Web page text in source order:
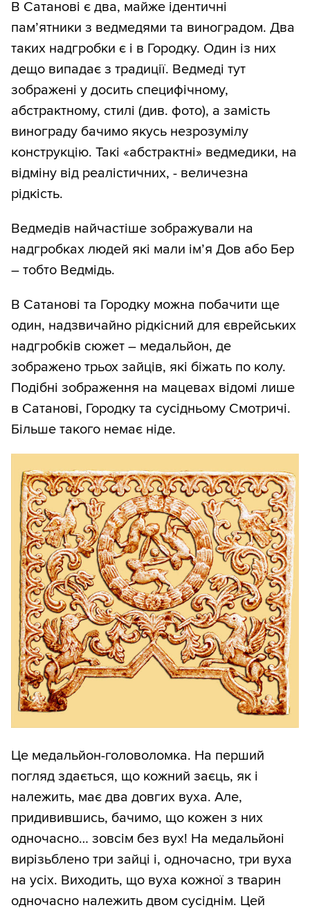
В Сатанові є два, майже ідентичні
пам’ятники з ведмедями та виноградом. Два
таких надгробки є і в Городку. Один із них
дещо випадає з традиції. Ведмеді тут
зображені у досить специфічному,
абстрактному, стилі (див. фото), а замість
винограду бачимо якусь незрозумілу
конструкцію. Такі «абстрактні» ведмедики, на
відміну від реалістичних, - величезна
рідкість.
Ведмедів найчастіше зображували на
надгробках людей які мали ім’я Дов або Бер
– тобто Ведмідь.
В Сатанові та Городку можна побачити ще
один, надзвичайно рідкісний для єврейських
надгробків сюжет – медальйон, де
зображено трьох зайців, які біжать по колу.
Подібні зображення на мацевах відомі лише
в Сатанові, Городку та сусідньому Смотричі.
Більше такого немає ніде.
Це медальйон-головоломка. На перший
погляд здається, що кожний заєць, як і
належить, має два довгих вуха. Але,
придивившись, бачимо, що кожен з них
одночасно… зовсім без вух! На медальйоні
вирізьблено три зайці і, одночасно, три вуха
на усіх. Виходить, що вуха кожної з тварин
одночасно належить двом сусіднім. Цей